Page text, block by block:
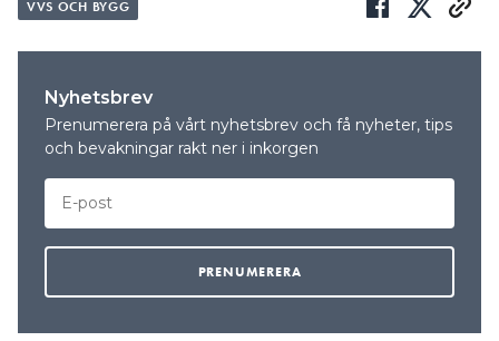
VVS OCH BYGG
Nyhetsbrev
Prenumerera på vårt nyhetsbrev och få nyheter, tips
och bevakningar rakt ner i inkorgen